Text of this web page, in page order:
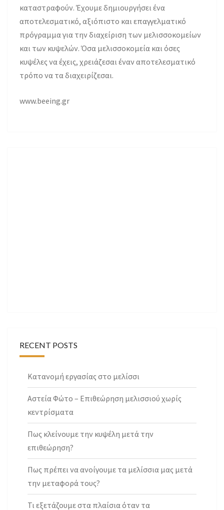
καταστραφούν. Έχουμε δημιουργήσει ένα
αποτελεσματικό, αξιόπιστο και επαγγελματικό
πρόγραμμα για την διαχείριση των μελισσοκομείων
και των κυψελών. Όσα μελισσοκομεία και όσες
κυψέλες να έχεις, χρειάζεσαι έναν αποτελεσματικό
τρόπο να τα διαχειρίζεσαι.
www.beeing.gr
RECENT POSTS
Κατανομή εργασίας στο μελίσσι
Αστεία Φώτο – Επιθεώρηση μελισσιού χωρίς
κεντρίσματα
Πως κλείνουμε την κυψέλη μετά την
επιθεώρηση?
Πως πρέπει να ανοίγουμε τα μελίσσια μας μετά
την μεταφορά τους?
Τι εξετάζουμε στα πλαίσια όταν τα